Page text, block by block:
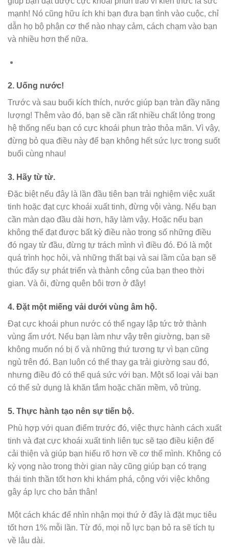
mạnh! Nó cũng hữu ích khi bạn đưa bạn tình vào cuộc, chỉ
dẫn họ bộ phận cơ thể nào nhạy cảm, cách chạm vào bạn
và nhiều hơn thế nữa.
2. Uống nước!
Trước và sau buổi kích thích, nước giúp bạn tràn đầy năng
lượng! Thêm vào đó, bạn sẽ cần rất nhiều chất lỏng trong
hệ thống nếu bạn có cực khoái phun trào thỏa mãn. Vì vậy,
đừng bỏ qua điều này để bạn không hết sức lực trong suốt
buổi cùng nhau!
3. Hãy từ từ.
Đặc biệt nếu đây là lần đầu tiên bạn trải nghiệm việc xuất
tinh hoặc đạt cực khoái xuất tinh, đừng vội vàng. Nếu bạn
cần màn dạo đầu dài hơn, hãy làm vậy. Hoặc nếu bạn
không thể đạt được bất kỳ điều nào trong số những điều
đó ngay từ đầu, đừng tự trách mình vì điều đó. Đó là một
quá trình học hỏi, và những thất bại và sai lầm của bạn sẽ
thúc đẩy sự phát triển và thành công của bạn theo thời
gian. Và ôi, đừng quên bôi trơn ở đây!
4. Đặt một miếng vải dưới vùng âm hộ.
Đạt cực khoái phun nước có thể ngay lập tức trở thành
vùng ẩm ướt. Nếu bạn làm như vậy trên giường, bạn sẽ
không muốn nó bị ố và những thứ tương tự vì bạn cũng
ngủ trên đó. Bạn luôn có thể thay ga trải giường sau đó,
nhưng điều đó có thể quá sức với bạn. Một số loại vải bạn
có thể sử dụng là khăn tắm hoặc chăn mềm, vô trùng.
5. Thực hành tạo nên sự tiến bộ.
Phù hợp với quan điểm trước đó, việc thực hành cách xuất
tinh và đạt cực khoái xuất tinh liên tục sẽ tạo điều kiện để
cải thiện và giúp bạn hiểu rõ hơn về cơ thể mình. Không có
kỳ vọng nào trong thời gian này cũng giúp bạn có trạng
thái tinh thần tốt hơn khi khám phá, cộng với việc không
gây áp lực cho bản thân!
Một cách khác để nhìn nhận mọi thứ ở đây là đặt mục tiêu
tốt hơn 1% mỗi lần. Từ đó, mọi nỗ lực bạn bỏ ra sẽ tích tụ
về lâu dài.